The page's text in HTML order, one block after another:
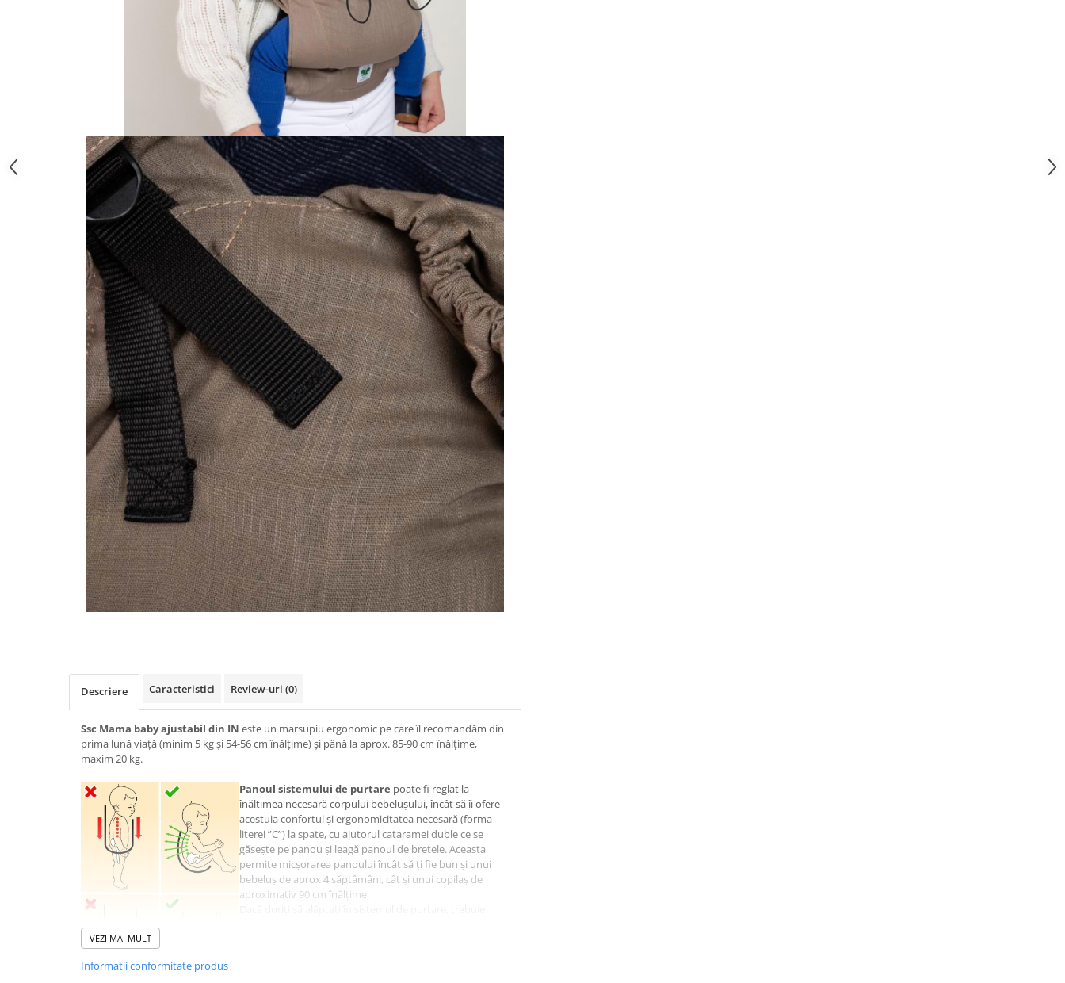
Descriere Caracteristici Review-uri (0)
Ssc Mama baby ajustabil din IN este un marsupiu ergonomic pe care îl recomandăm din
prima lună viață (minim 5 kg și 54-56 cm înălțime) și până la aprox. 85-90 cm înălțime,
maxim 20 kg.
Panoul sistemului de purtare poate fi reglat la
înălțimea necesară corpului bebelușului, încât să îi ofere
acestuia confortul și ergonomicitatea necesară (forma
literei ”C”) la spate, cu ajutorul cataramei duble ce se
găsește pe panou și leagă panoul de bretele. Aceasta
permite micșorarea panoului încât să ți fie bun și unui
bebeluș de aprox 4 săptâmâni, cât și unui copilaș de
aproximativ 90 cm înălțime.
VEZI MAI MULT
Informatii conformitate produs